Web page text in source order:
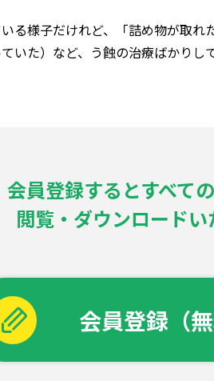
る様子だけれど、「詰め物が取
いた）など、う蝕の治療ばかりし
会員登録するとすべて
閲覧・ダウンロードい
会員登録（無